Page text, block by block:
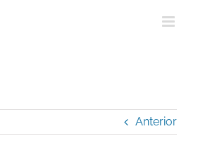
Anterior